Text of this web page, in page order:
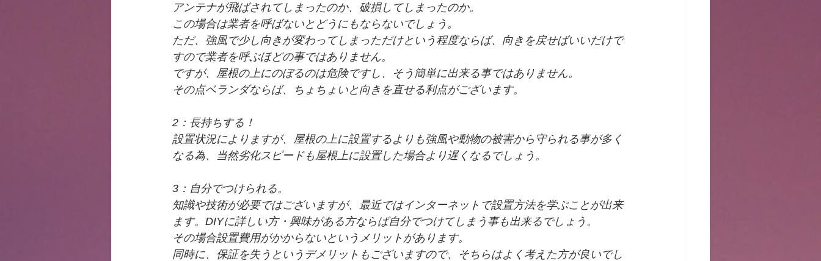
アンテナが飛ばされてしまったのか、破損してしまったのか。
この場合は業者を呼ばないとどうにもならないでしょう。
ただ、強風で少し向きが変わってしまっただけという程度ならば、向きを戻せばいいだけで
すので業者を呼ぶほどの事ではありません。
ですが、屋根の上にのぼるのは危険ですし、そう簡単に出来る事ではありません。
その点ベランダならば、ちょちょいと向きを直せる利点がございます。
2：長持ちする！
設置状況によりますが、屋根の上に設置するよりも強風や動物の被害から守られる事が多く
なる為、当然劣化スピードも屋根上に設置した場合より遅くなるでしょう。
3：自分でつけられる。
知識や技術が必要ではございますが、最近ではインターネットで設置方法を学ぶことが出来
ます。DIYに詳しい方・興味がある方ならば自分でつけてしまう事も出来るでしょう。
その場合設置費用がかからないというメリットがあります。
同時に、保証を失うというデメリットもございますので、そちらはよく考えた方が良いでし